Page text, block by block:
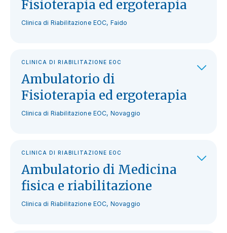
Fisioterapia ed ergoterapia
Clinica di Riabilitazione EOC, Faido
CLINICA DI RIABILITAZIONE EOC
Ambulatorio di
Fisioterapia ed ergoterapia
Clinica di Riabilitazione EOC, Novaggio
CLINICA DI RIABILITAZIONE EOC
Ambulatorio di Medicina
fisica e riabilitazione
Clinica di Riabilitazione EOC, Novaggio